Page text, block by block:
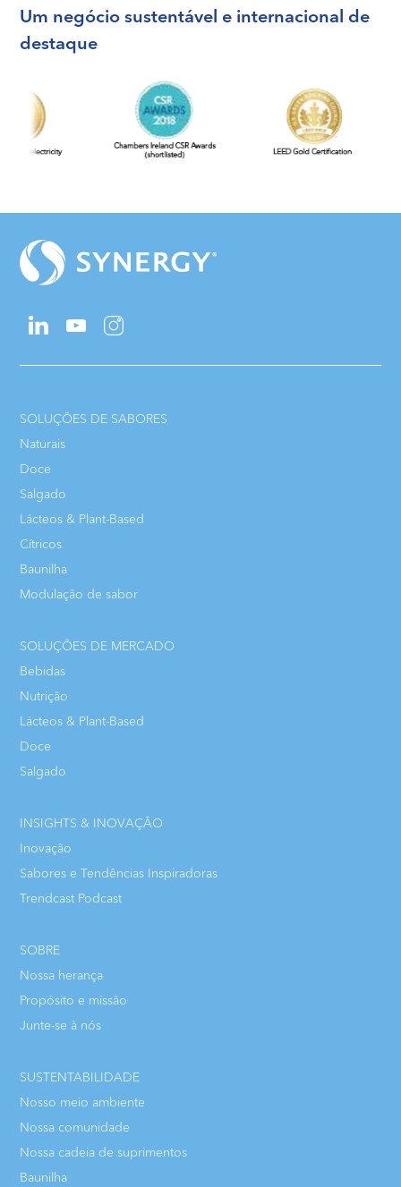
Um negócio sustentável e internacional de
destaque
SOLUÇÕES DE SABORES
Naturais
Doce
Salgado
Lácteos & Plant-Based
Cítricos
Baunilha
Modulação de sabor
SOLUÇÕES DE MERCADO
Bebidas
Nutrição
Lácteos & Plant-Based
Doce
Salgado
INSIGHTS & INOVAÇÃO
Inovação
Sabores e Tendências Inspiradoras
Trendcast Podcast
SOBRE
Nossa herança
Propósito e missão
Junte-se à nós
SUSTENTABILIDADE
Nosso meio ambiente
Nossa comunidade
Nossa cadeia de suprimentos
Baunilha